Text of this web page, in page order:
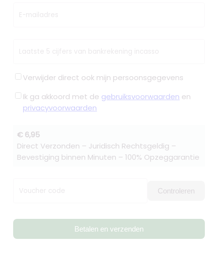
E-mailadres
Laatste 5 cijfers van bankrekening incasso
Verwijder direct ook mijn persoonsgegevens
Ik ga akkoord met de gebruiksvoorwaarden en
privacyvoorwaarden
€ 6,95
Direct Verzonden – Juridisch Rechtsgeldig –
Bevestiging binnen Minuten – 100% Opzeggarantie
Voucher code Controleren
Betalen en verzenden